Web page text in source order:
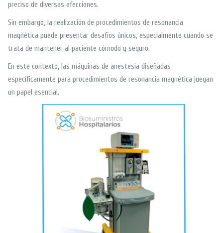
preciso de diversas afecciones.
Sin embargo, la realización de procedimientos de resonancia
magnética puede presentar desafíos únicos, especialmente cuando se
trata de mantener al paciente cómodo y seguro.
En este contexto, las máquinas de anestesia diseñadas
específicamente para procedimientos de resonancia magnética juegan
un papel esencial.